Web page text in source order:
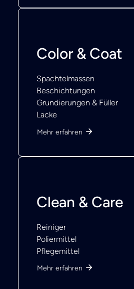
Color & Coat
Spachtelmassen
Beschichtungen
Grundierungen & Füller
Lacke
Mehr erfahren
Clean & Care
Reiniger
Poliermittel
Pflegemittel
Mehr erfahren